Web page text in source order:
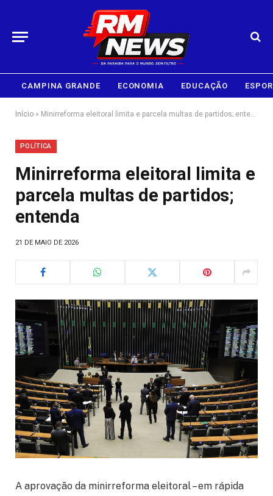
CAMPINA GRANDE ECONOMIA EDUCAÇÃO
Início » Minirreforma eleitoral limita e parcela multas de partidos; entenda
POLÍTICA
Minirreforma eleitoral limita e
parcela multas de partidos;
entenda
21 DE MAIO DE 2026
A aprovação da minirreforma eleitoral – em rápida